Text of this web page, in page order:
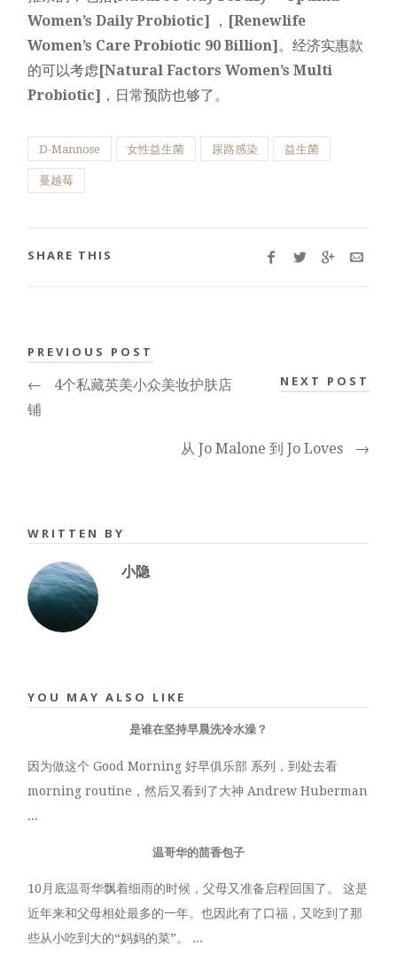
Women’s Daily Probiotic] ， [Renewlife
Women’s Care Probiotic 90 Billion]。经济实惠款
的可以考虑[Natural Factors Women’s Multi
Probiotic] ，日常预防也够了。
D-Mannose 女性益生菌 尿路感染 益生菌
蔓越莓
SHARE THIS
PREVIOUS POST
←
4个私藏英美小众美妆护肤店
铺
NEXT POST
从 Jo Malone 到 Jo Loves →
WRITTEN BY
小隐
YOU MAY ALSO LIKE
是谁在坚持早晨洗冷水澡？
因为做这个 Good Morning 好早俱乐部 系列，到处去看
morning routine，然后又看到了大神 Andrew Huberman
...
温哥华的茴香包子
10月底温哥华飘着细雨的时候，父母又准备启程回国了。 这是
近年来和父母相处最多的一年。也因此有了口福，又吃到了那
些从小吃到大的“妈妈的菜”。 ...